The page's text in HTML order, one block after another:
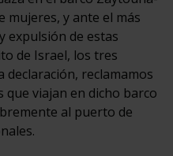
mujeres, y ante el más
expulsión de estas
de Israel, los tres
declaración, reclamamos
viajan en dicho barco
al puerto de